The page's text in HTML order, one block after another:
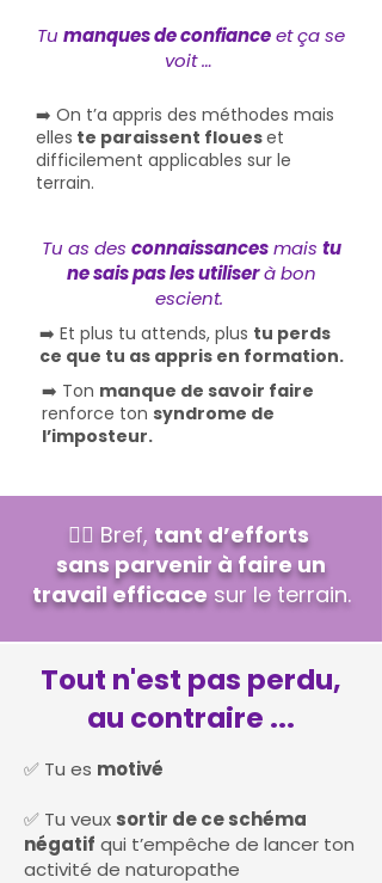
​​Tu manques de confianceet ça se
voit …
➡️ On t’a appris des méthodes mais
elles te paraissent floueset
difficilement applicables sur le
terrain.
​​Tu as des connaissancesmais tu
ne sais pas les utiliserà bon
escient.
➡️ Et plus tu attends, plus tu perds
ce que tu as appris en formation.
➡️ Ton manque de savoir faire
renforce ton syndrome de
l’imposteur.​
👉🏻 Bref, tant d’efforts
sans parvenir à faire un
travail efficacesur le terrain.
Tout n'est pas perdu,
au contraire ...
✅ Tu es motivé
✅ Tu veux sortir de ce schéma
négatif qui t’empêche de lancer ton
activité de naturopathe